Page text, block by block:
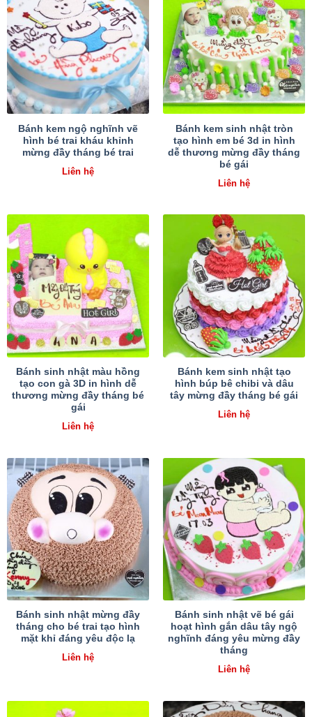
Bánh kem ngộ nghĩnh vẽ
hình bé trai kháu khỉnh
mừng đầy tháng bé trai
Liên hệ
Bánh kem sinh nhật tròn
tạo hình em bé 3d in hình
dễ thương mừng đầy tháng
bé gái
Liên hệ
Bánh sinh nhật màu hồng
tạo con gà 3D in hình dễ
thương mừng đầy tháng bé
gái
Liên hệ
Bánh kem sinh nhật tạo
hình búp bê chibi và dâu
tây mừng đầy tháng bé gái
Liên hệ
Bánh sinh nhật mừng đầy
tháng cho bé trai tạo hình
mặt khỉ đáng yêu độc lạ
Liên hệ
Bánh sinh nhật vẽ bé gái
hoạt hình gắn dâu tây ngộ
nghĩnh đáng yêu mừng đầy
tháng
Liên hệ